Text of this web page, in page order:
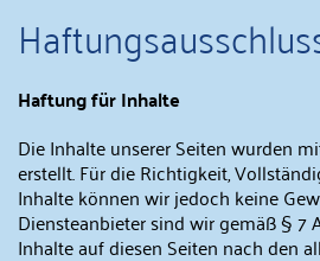
Haftung für Inhalte
Die Inhalte unserer Seiten wurden
erstellt. Für die Richtigkeit,
Inhalte können wir jedoch keine
Diensteanbieter sind wir gemäß § 7
Inhalte auf diesen Seiten nach den